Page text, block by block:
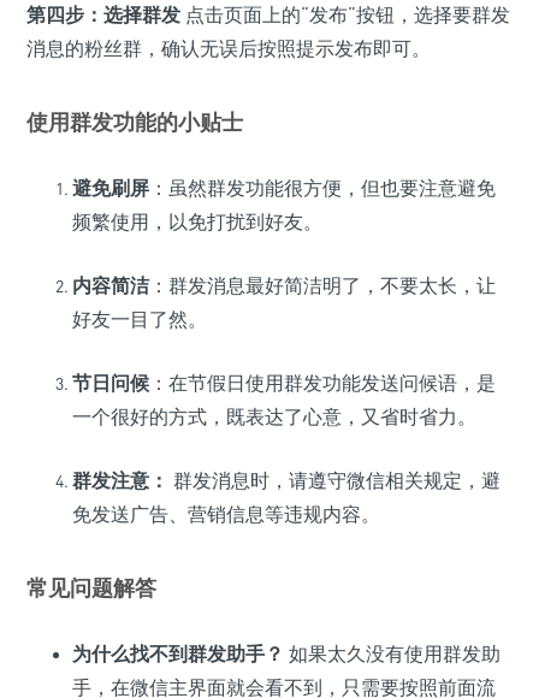
第四步：选择群发 点击页面上的“发布”按钮，选择要群发
消息的粉丝群，确认无误后按照提示发布即可。
使用群发功能的小贴士
避免刷屏 ：虽然群发功能很方便，但也要注意避免
频繁使用，以免打扰到好友。
内容简洁：群发消息最好简洁明了，不要太长，让
好友一目了然。
节日问候 ：在节假日使用群发功能发送问候语，是
一个很好的方式，既表达了心意，又省时省力。
群发注意： 群发消息时，请遵守微信相关规定，避
免发送广告、营销信息等违规内容。
常见问题解答
为什么找不到群发助手？ 如果太久没有使用群发助
手，在微信主界面就会看不到，只需要按照前面流